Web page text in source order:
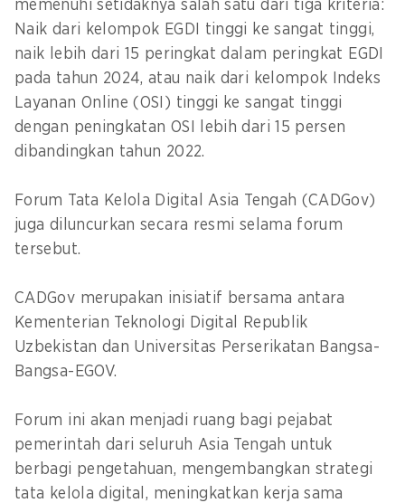
memenuhi setidaknya salah satu dari tiga kriteria:
Naik dari kelompok EGDI tinggi ke sangat tinggi,
naik lebih dari 15 peringkat dalam peringkat EGDI
pada tahun 2024, atau naik dari kelompok Indeks
Layanan Online (OSI) tinggi ke sangat tinggi
dengan peningkatan OSI lebih dari 15 persen
dibandingkan tahun 2022.
Forum Tata Kelola Digital Asia Tengah (CADGov)
juga diluncurkan secara resmi selama forum
tersebut.
CADGov merupakan inisiatif bersama antara
Kementerian Teknologi Digital Republik
Uzbekistan dan Universitas Perserikatan Bangsa-
Bangsa-EGOV.
Forum ini akan menjadi ruang bagi pejabat
pemerintah dari seluruh Asia Tengah untuk
berbagi pengetahuan, mengembangkan strategi
tata kelola digital, meningkatkan kerja sama